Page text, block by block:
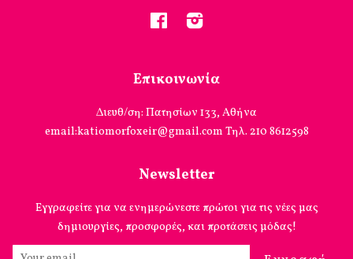
Facebook
Επικοινωνία
Διευθ/ση: Πατησίων 133, Αθήνα
email:katiomorfoxeir@gmail.com Τηλ. 210 8612598
Newsletter
Εγγραφείτε για να ενημερώνεστε πρώτοι για τις νέες μας
δημιουργίες, προσφορές, και προτάσεις μόδας!